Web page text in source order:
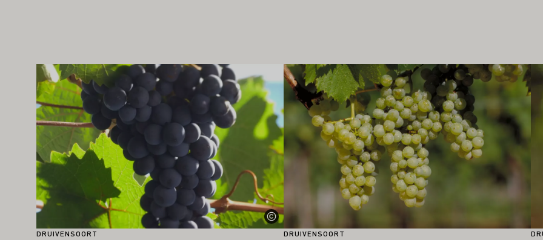
U OOK INTERESSEREN
DRUIVENSOORT
Meer informatie
DRUIVENSOORT
Meer informatie